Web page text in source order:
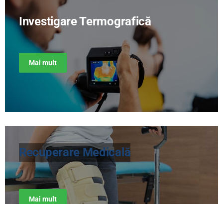
Investigare Termografică
Mai mult
Recuperare Medicală
Mai mult